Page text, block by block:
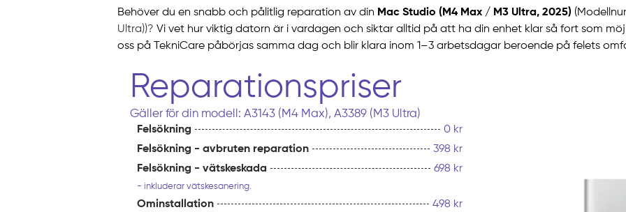
Behöver du en snabb och pålitlig reparation av din Mac Studio (M4 Max / M3 Ultra, 2025)
Ultra))? Vi vet hur viktig datorn är i vardagen och siktar alltid på att ha din enhet klar så fort som
oss på TekniCare påbörjas samma dag och blir klara inom 1–3 arbetsdagar beroende på felets
Reparationspriser
Gäller för din modell: A3143 (M4 Max), A3389 (M3 Ultra)
Felsökning
0 kr
Felsökning - avbruten reparation
398 kr
Felsökning - vätskeskada
698 kr
- inkluderar vätskesanering.
Ominstallation 498 kr